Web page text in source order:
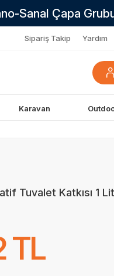
Sanal Çapa
Sipariş Takip Yardım
Karavan
Tuvalet Katkısı 1
TL